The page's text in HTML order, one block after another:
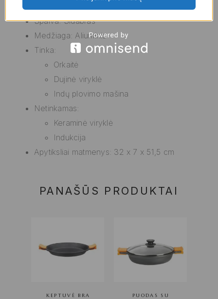
Spalva: Sidabras
Medžiaga: Aliuminis
Tinka:
Orkaitė
Dujinė viryklė
Indų plovimo mašina
Netinkamas:
Keraminė viryklė
Indukcija
Apytiksliai matmenys: 32 x 7 x 51,5 cm
PANAŠŪS PRODUKTAI
KEPTUVĖ BRA
PUODAS SU